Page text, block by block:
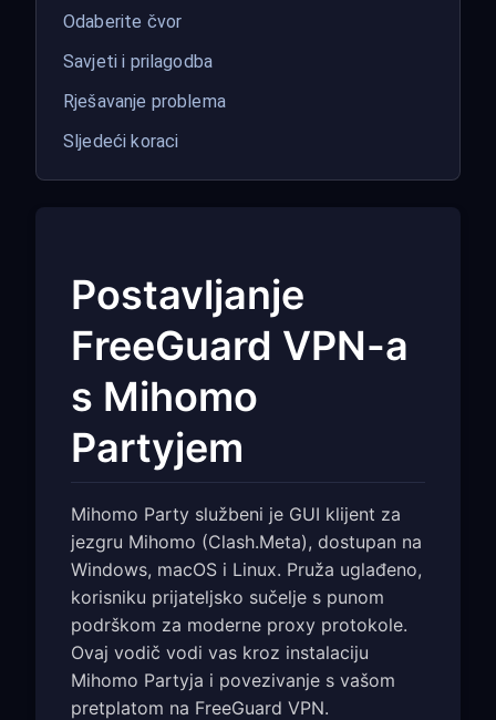
Odaberite čvor
Savjeti i prilagodba
Rješavanje problema
Sljedeći koraci
Postavljanje
FreeGuard VPN-a
s Mihomo
Partyjem
Mihomo Party službeni je GUI klijent za
jezgru Mihomo (Clash.Meta), dostupan na
Windows, macOS i Linux. Pruža uglađeno,
korisniku prijateljsko sučelje s punom
podrškom za moderne proxy protokole.
Ovaj vodič vodi vas kroz instalaciju
Mihomo Partyja i povezivanje s vašom
pretplatom na FreeGuard VPN.